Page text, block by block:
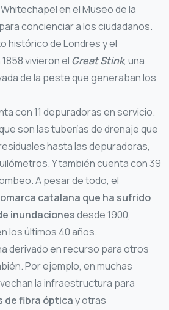
en el Museo de la
concienciar a los ciudadanos.
histórico de Londres y el
vivieron el Great Stink, una
de la peste que generaban los
con 11 depuradoras en servicio.
son las tuberías de drenaje que
hasta las depuradoras,
Y también cuenta con 39
A pesar de todo, el
catalana que ha sufrido
inundacionesdesde 1900,
los últimos 40 años.
derivado en recurso para otros
Por ejemplo, en muchas
la infraestructura para
de fibra ópticay otras